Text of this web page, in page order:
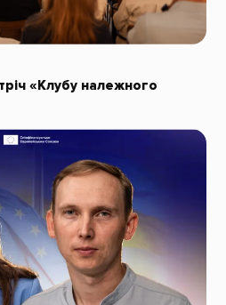
«Клубу належного